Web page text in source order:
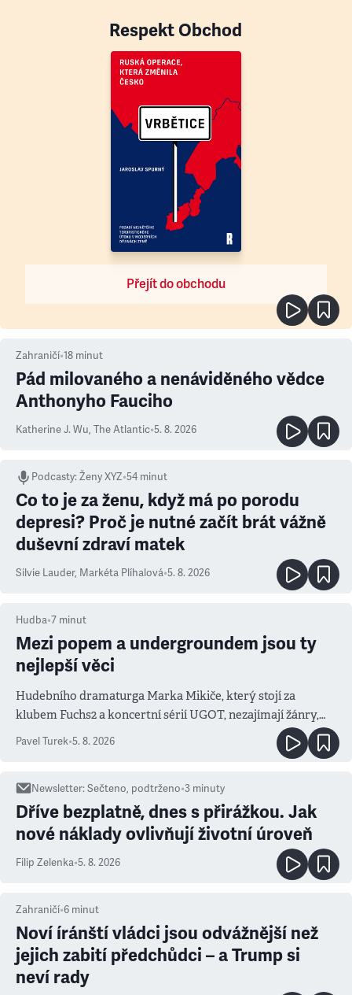
Respekt Obchod
Přejít do obchodu
Zahraničí•18 minut
Pád milovaného a nenáviděného vědce
Anthonyho Fauciho
Katherine J. Wu, The Atlantic•5. 8. 2026
Podcasty:Ženy XYZ•54 minut
Co to je za ženu, když má po porodu
depresi? Proč je nutné začít brát vážně
duševní zdraví matek
Silvie Lauder, Markéta Plíhalová•5. 8. 2026
Hudba•7 minut
Mezi popem a undergroundem jsou ty
nejlepší věci
Hudebního dramaturga Marka Mikiče, který stojí za
klubem Fuchs2 a koncertní sérií UGOT, nezajímají žánry,
ale atmosféra
Pavel Turek•5. 8. 2026
Newsletter:Sečteno, podtrženo•3 minuty
Dříve bezplatně, dnes s přirážkou. Jak
nové náklady ovlivňují životní úroveň
Filip Zelenka•5. 8. 2026
Zahraničí•6 minut
Noví íránští vládci jsou odvážnější než
jejich zabití předchůdci – a Trump si
neví rady